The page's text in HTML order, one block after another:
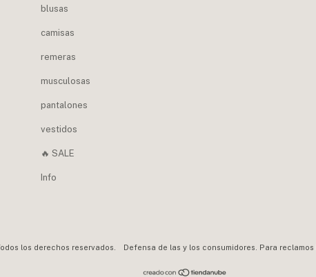
blusas
camisas
remeras
musculosas
pantalones
vestidos
🔥 SALE
Info
los derechos reservados. Defensa de las y los consumidores. Para reclamos